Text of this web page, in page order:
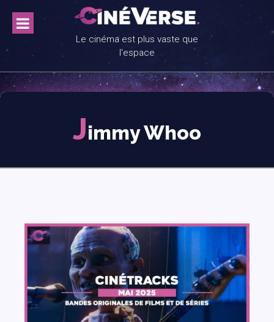
content
Le cinéma est plus vaste que
l'espace
Jimmy Whoo